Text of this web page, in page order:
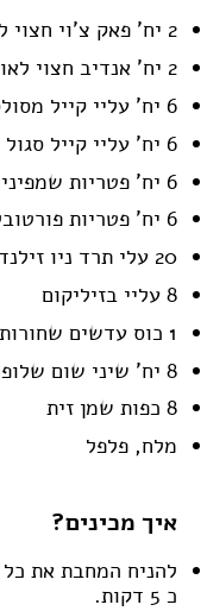
2 יח' פאק צ'וי חצוי לאורכו
2 יח' אנדיב חצוי לאורכו
6 יח' עליי קייל מסולסל קצוץ גס
6 יח' עליי קייל סגול קצוץ גס
6 יח' פטריות שמפיניון קצוצות
6 יח' פטריות פורטובלו קצוצות
20 עלי תרד ניו זילנדי
8 עליי בזיליקום
1 כוס עדשים שחורות מונבטות
8 יח' שיני שום שלופות פרוסות
8 כפות שמן זית
מלח, פלפל
איך מכינים?
להניח המחבת את
כ 5 דקות.